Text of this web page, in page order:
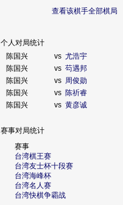
查看该棋手全部棋局
个人对局统计
陈国兴
vs 尤浩宇
陈国兴
vs 芶遇邦
陈国兴
vs 周俊勋
陈国兴
vs 陈祈睿
陈国兴
vs 黄彦诚
赛事对局统计
赛事
台湾棋王赛
台湾友士杯十段赛
台湾海峰杯
台湾名人赛
台湾快棋争霸战